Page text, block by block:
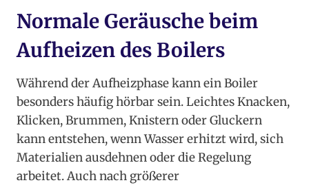
Normale Geräusche beim
Aufheizen des Boilers
Während der Aufheizphase kann ein Boiler
besonders häufig hörbar sein. Leichtes Knacken,
Klicken, Brummen, Knistern oder Gluckern
kann entstehen, wenn Wasser erhitzt wird, sich
Materialien ausdehnen oder die Regelung
arbeitet. Auch nach größerer